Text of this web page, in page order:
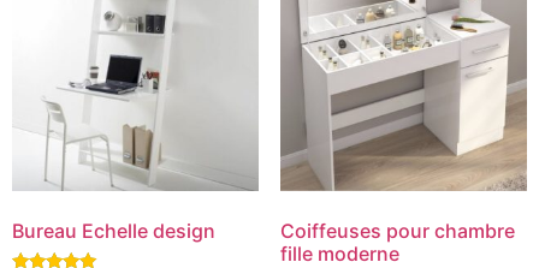
Bureau Echelle design
Coiffeuses pour chambre
fille moderne